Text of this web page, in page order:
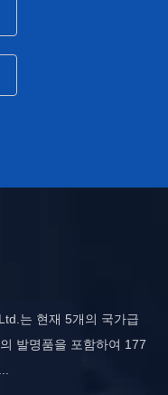
는 현재 5개의 국가급
발명품을 포함하여 177